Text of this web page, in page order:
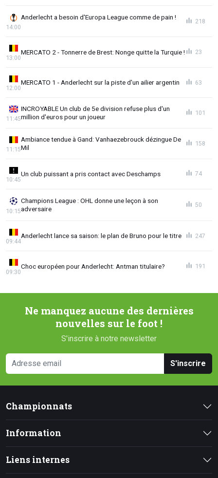
Anderlecht a besoin d'Europa League comme de pain !
14:00
218
MERCATO 2 - Tonnerre de Brest: Nonge quitte la Turquie !
13:00
23
MERCATO 1 - Anderlecht sur la piste d'un ailier argentin
12:00
63
INCROYABLE Un club de 5e division refuse plus d'un
million d'euros pour un joueur
11:45
101
Ambiance tendue à Gand: Vanhaezebrouck dézingue De
Mil
11:15
158
Un club puissant a pris contact avec Deschamps
10:45
74
Champions League : OHL donne une leçon à son
adversaire
10:15
50
Anderlecht lance sa saison: le plan de Bruno pour le titre
09:44
247
Choc européen pour Anderlecht: Antman titulaire?
09:30
191
Ne manquez aucune des dernières
nouvelles sur le foot !
S'inscrire à notre newsletter
S'inscrire
Championnats
Information
Liens internes